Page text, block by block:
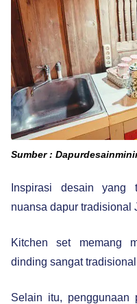
Sumber :
Inspirasi desain yang
nuansa dapur tradisional
Kitchen set memang
dinding sangat
Selain itu, penggunaan